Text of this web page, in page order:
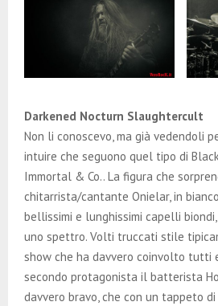
Darkened Nocturn Slaughtercult
Non li conoscevo, ma già vedendoli
intuire che seguono quel tipo di
Immortal & Co.. La figura che
chitarrista/cantante Onielar, in
bellissimi e lunghissimi capelli
uno spettro. Volti truccati stile
show che ha davvero coinvolto tutti
secondo protagonista il batterista
davvero bravo, che con un tappeto